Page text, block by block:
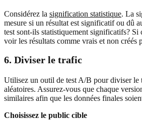
Considérez la signification statistique. La
mesure si un résultat est significatif ou dû
test sont-ils statistiquement significatifs? Si
voir les résultats comme vrais et non créés
6. Diviser le trafic
Utilisez un outil de test A/B pour diviser le
aléatoires. Assurez-vous que chaque
similaires afin que les données finales
Choisissez le public cible